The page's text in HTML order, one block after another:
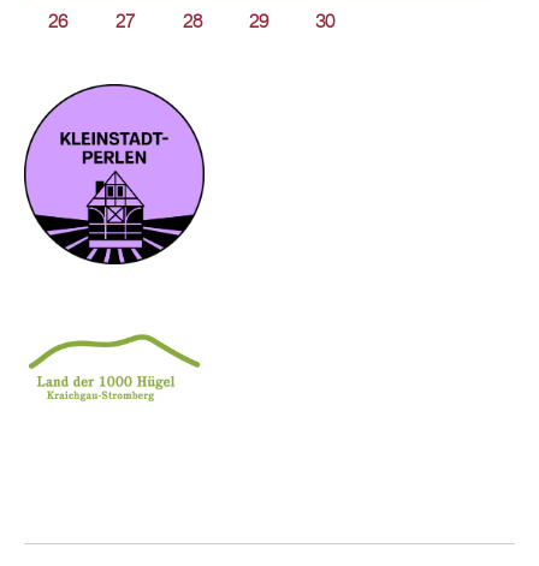
26 27 28 29 30